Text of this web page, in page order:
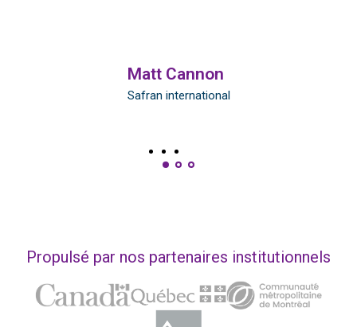
Matt Cannon
Safran international
Propulsé par nos partenaires institutionnels